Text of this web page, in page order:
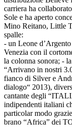
carriera ha
Sole e ha aperto
Mino Reitano, Little
spalle:
- un Leone
Venezia con il
la colonna sonora; -
“Arrivano in nostri
fianco di Silver e
dialogo“ 2013),
cantante degli
indipendenti italiani
particolar modo
brano “Africa” dei